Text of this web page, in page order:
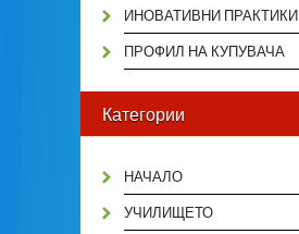
ИНОВАТИВНИ ПРАКТИКИ
ПРОФИЛ НА КУПУВАЧА
Категории
НАЧАЛО
УЧИЛИЩЕТО